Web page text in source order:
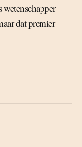
wetenschapper
dat premier